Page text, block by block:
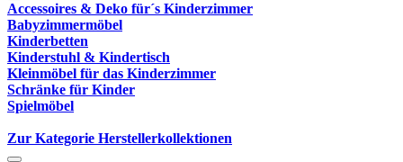
Accessoires & Deko für´s Kinderzimmer
Babyzimmermöbel
Kinderbetten
Kinderstuhl & Kindertisch
Kleinmöbel für das Kinderzimmer
Schränke für Kinder
Spielmöbel
Zur Kategorie Herstellerkollektionen